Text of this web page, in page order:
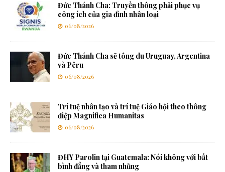
Đức Thánh Cha: Truyền thông phải phục vụ
công ích của gia đình nhân loại
06/08/2026
Đức Thánh Cha sẽ tông du Uruguay, Argentina
và Pêru
06/08/2026
Trí tuệ nhân tạo và trí tuệ Giáo hội theo thông
điệp Magnifica Humanitas
06/08/2026
ĐHY Parolin tại Guatemala: Nói không với bất
bình đẳng và tham nhũng